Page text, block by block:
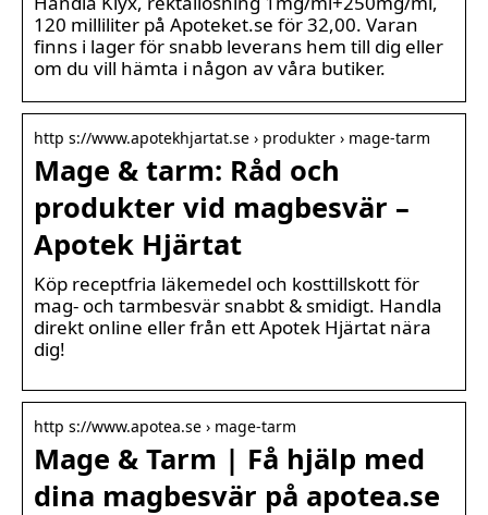
120 milliliter på Apoteket.se för 32,00. Varan
finns i lager för snabb leverans hem till dig eller
om du vill hämta i någon av våra butiker.
http s://www.apotekhjartat.se › produkter › mage-tarm
Mage & tarm: Råd och
produkter vid magbesvär –
Apotek Hjärtat
Köp receptfria läkemedel och kosttillskott för
mag- och tarmbesvär snabbt & smidigt. Handla
direkt online eller från ett Apotek Hjärtat nära
dig!
http s://www.apotea.se › mage-tarm
Mage & Tarm | Få hjälp med
dina magbesvär på apotea.se